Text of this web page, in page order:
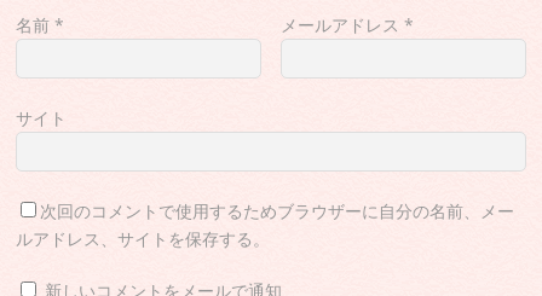
名前* メールアドレス*
サイト
次回のコメントで使用するためブラウザーに自分の名前、メー
ルアドレス、サイトを保存する。
新しいコメントをメールで通知